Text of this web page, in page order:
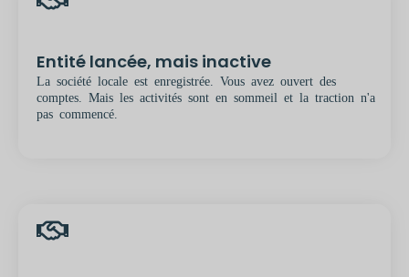
Entité lancée, mais inactive
La société locale est enregistrée. Vous avez ouvert des
comptes. Mais les activités sont en sommeil et la traction n'a
pas commencé.